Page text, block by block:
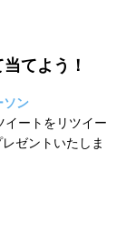
てよう！
ソン
イートをリツイー
ゼントいたしま